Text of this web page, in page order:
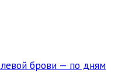
брови — по дням